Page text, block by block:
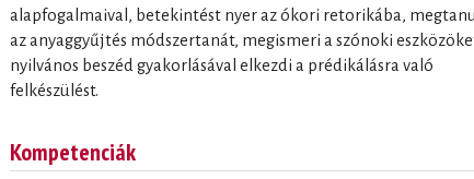
alapfogalmaival, betekintést nyer az ókori retorikába,
az anyaggyűjtés módszertanát, megismeri a szónoki
nyilvános beszéd gyakorlásával elkezdi a prédikálásra való
felkészülést.
Kompetenciák